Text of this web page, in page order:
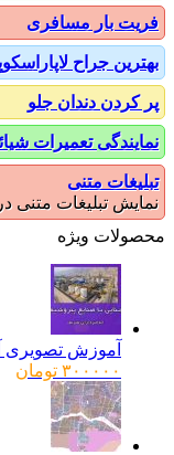
بار مسافری
جراح لاپاراسکوپی
دندان جلو
تعمیرات شیائومی
متنی
تبلیغات متنی در اینجا
ویژه
آموزش تصویری
۳۰۰۰۰۰ تومان